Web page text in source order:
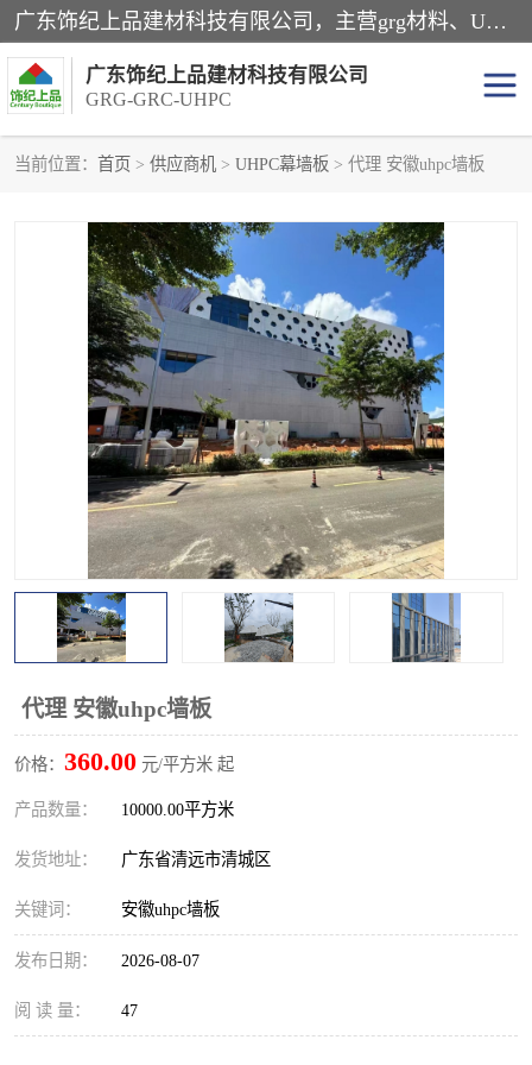
广东饰纪上品建材科技有限公司，主营grg材料、UHPC板、grc构件、uhpc幕墙板、grg厂家、grc厂家、uhpc厂家、GRG吊顶、grg石膏板、grg构件、外墙grc线条、grg造型、grg材料定制，uhpc高性能混凝土，uhpc构件，uhpc镂空挂板，grg材料生产厂家，广东grg厂家，广东grc厂家，联系方式*，2万平厂房，如果您对我公司的产品服务感兴趣，请联系我们。
广东饰纪上品建材科技有限公司
GRG-GRC-UHPC
当前位置： 首页 > 供应商机 > UHPC幕墙板 > 代理 安徽uhpc墙板
代理 安徽uhpc墙板
价格： 360.00 元/平方米 起
产品数量： 10000.00平方米
发货地址： 广东省清远市清城区
关键词： 安徽uhpc墙板
发布日期： 2026-08-07
阅 读 量： 47